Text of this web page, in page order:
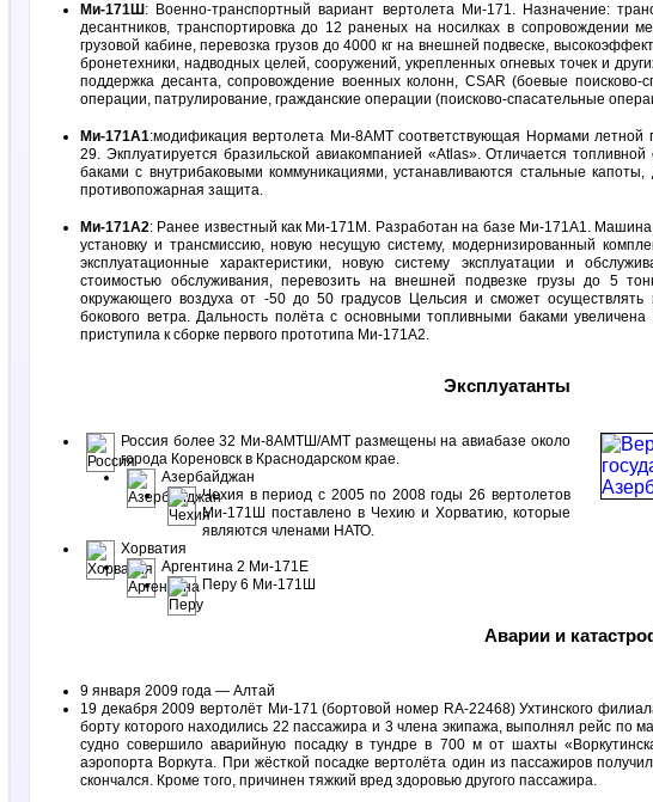
Ми-171Ш : Военно-транспортный вариант вертолета Ми-171. Назначение:
десантников, транспортировка до 12 раненых на носилках в сопровождении
грузовой кабине, перевозка грузов до 4000 кг на внешней подвеске,
бронетехники, надводных целей, сооружений, укрепленных огневых точек и
поддержка десанта, сопровождение военных колонн, CSAR (боевые поисково-
операции, патрулирование, гражданские операции (поисково-спасательные
Ми-171А1:модификация вертолета Ми-8АМТ соответствующая Нормами летной
29. Экплуатируется бразильской авиакомпанией «Atlas». Отличается
баками с внутрибаковыми коммуникациями, устанавливаются стальные
противопожарная защита.
Ми-171А2: Ранее известный как Ми-171М. Разработан на базе Ми-171А1.
установку и трансмиссию, новую несущую систему, модернизированный
эксплуатационные характеристики, новую систему эксплуатации и
стоимостью обслуживания, перевозить на внешней подвезке грузы до 5
окружающего воздуха от -50 до 50 градусов Цельсия и сможет
бокового ветра. Дальность полёта с основными топливными баками
приступила к сборке первого прототипа Ми-171А2.
Эксплуатанты
Россия более 32 Ми-8АМТШ/АМТ размещены на авиабазе около
города Кореновск в Краснодарском крае.
Азербайджан
Чехия в период с 2005 по 2008 годы 26 вертолетов
Ми-171Ш поставлено в Чехию и Хорватию, которые
являются членами НАТО.
Хорватия
Аргентина 2 Ми-171Е
Перу 6 Ми-171Ш
Аварии и
9 января 2009 года — Алтай
19 декабря 2009 вертолёт Ми-171 (бортовой номер RA-22468) Ухтинского
борту которого находились 22 пассажира и 3 члена экипажа, выполнял рейс по
судно совершило аварийную посадку в тундре в 700 м от шахты
аэропорта Воркута. При жёсткой посадке вертолёта один из пассажиров
скончался. Кроме того, причинен тяжкий вред здоровью другого пассажира.